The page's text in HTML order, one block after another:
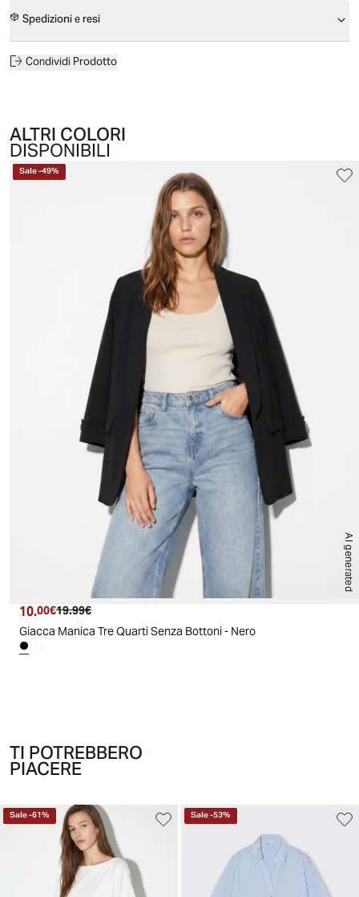
Spedizioni e resi
Condividi Prodotto
ALTRI COLORI
DISPONIBILI
AI generated
Sale-49%
Prezzo attuale
10.00€ Prezzo originale
19.99€
Giacca Manica Tre Quarti Senza Bottoni - Nero
TI POTREBBERO
PIACERE
Sale-61% Sale-53%